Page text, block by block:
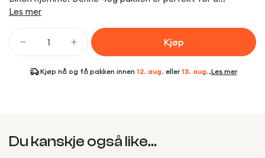
Les mer
Kjøp
Kjøp nå og få pakken innen 12. aug. eller13. aug..Les mer
Du kanskje også like...